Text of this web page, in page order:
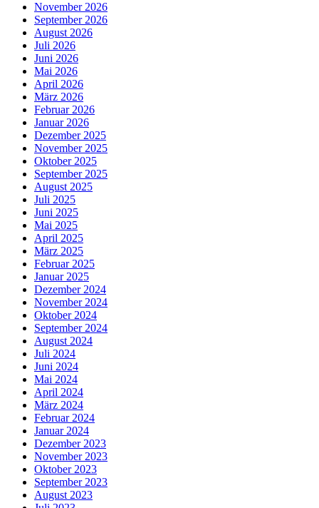
November 2026
September 2026
August 2026
Juli 2026
Juni 2026
Mai 2026
April 2026
März 2026
Februar 2026
Januar 2026
Dezember 2025
November 2025
Oktober 2025
September 2025
August 2025
Juli 2025
Juni 2025
Mai 2025
April 2025
März 2025
Februar 2025
Januar 2025
Dezember 2024
November 2024
Oktober 2024
September 2024
August 2024
Juli 2024
Juni 2024
Mai 2024
April 2024
März 2024
Februar 2024
Januar 2024
Dezember 2023
November 2023
Oktober 2023
September 2023
August 2023